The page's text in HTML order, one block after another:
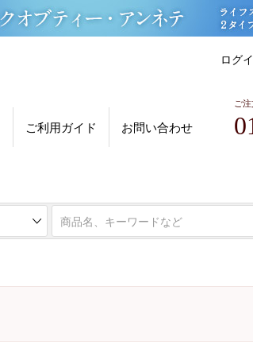
ログ
ご利用ガイド お問い合わせ
ご